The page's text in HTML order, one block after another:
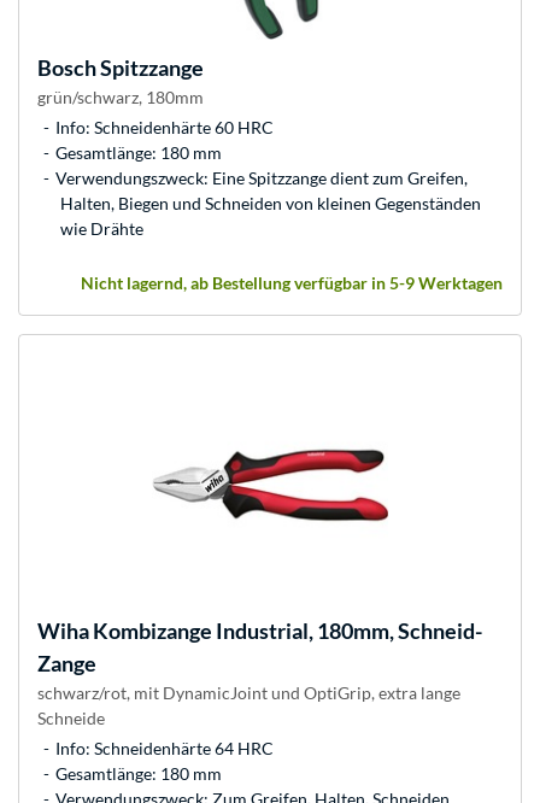
BoschSpitzzange
grün/schwarz, 180mm
Info: Schneidenhärte 60 HRC
Gesamtlänge: 180 mm
Verwendungszweck: Eine Spitzzange dient zum Greifen,
Halten, Biegen und Schneiden von kleinen Gegenständen
wie Drähte
Nicht lagernd, ab Bestellung verfügbar in 5-9 Werktagen
WihaKombizange Industrial, 180mm, Schneid-
Zange
schwarz/rot, mit DynamicJoint und OptiGrip, extra lange
Schneide
Info: Schneidenhärte 64 HRC
Gesamtlänge: 180 mm